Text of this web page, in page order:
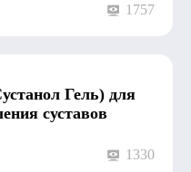
1757
Гель) для
суставов
1330